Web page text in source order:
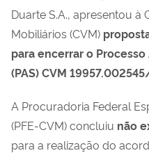
Duarte S.A., apresentou à
Mobiliários (CVM)
para encerrar o
(PAS) CVM
A Procuradoria Federal
(PFE-CVM) concluiu não
para a realização do